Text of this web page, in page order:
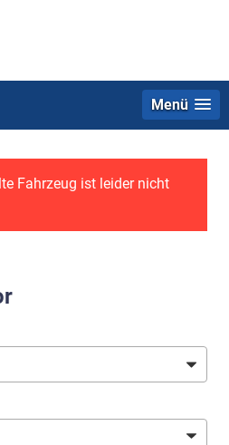
Menü
Fahrzeug ist leider nicht